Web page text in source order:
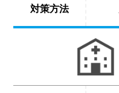
対策方法